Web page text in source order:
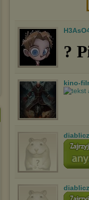
?
kino-